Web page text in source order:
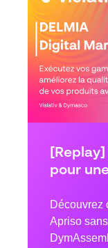
pour
Découvrez
Apriso